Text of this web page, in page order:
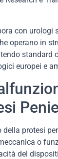
con urologi
operano in
standard
europei e
protesi
o
del